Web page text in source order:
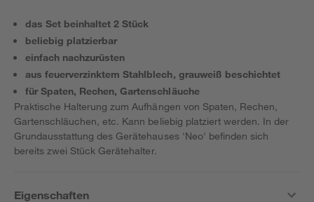
das Set beinhaltet 2 Stück
beliebig platzierbar
einfach nachzurüsten
aus feuerverzinktem Stahlblech, grauweiß beschichtet
für Spaten, Rechen, Gartenschläuche
Praktische Halterung zum Aufhängen von Spaten, Rechen,
Gartenschläuchen, etc. Kann beliebig platziert werden. In der
Grundausstattung des Gerätehauses 'Neo' befinden sich
bereits zwei Stück Gerätehalter.
Eigenschaften